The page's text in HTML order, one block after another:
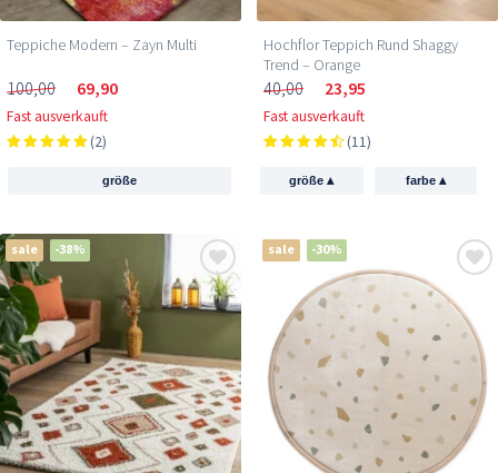
Teppiche Modern – Zayn Multi
100,00 69,90
Fast ausverkauft
(2)
größe
Hochflor Teppich Rund Shaggy
Trend – Orange
40,00 23,95
Fast ausverkauft
(11)
größe▴ farbe ▴
sale -38% sale -30%